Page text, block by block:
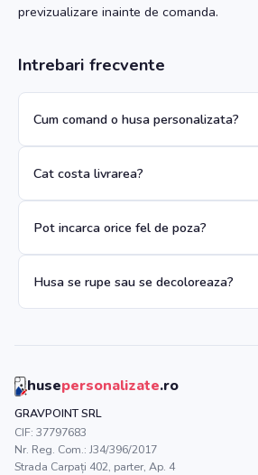
previzualizare inainte de comanda.
Intrebari frecvente
Cum comand o husa personalizata?
Cat costa livrarea?
Pot incarca orice fel de poza?
Husa se rupe sau se decoloreaza?
husepersonalizate.ro
GRAVPOINT SRL
CIF: 37797683
Nr. Reg. Com.: J34/396/2017
Strada Carpați 402, parter, Ap. 4